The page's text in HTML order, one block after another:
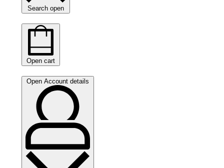
Search open
Open cart
Open Account details